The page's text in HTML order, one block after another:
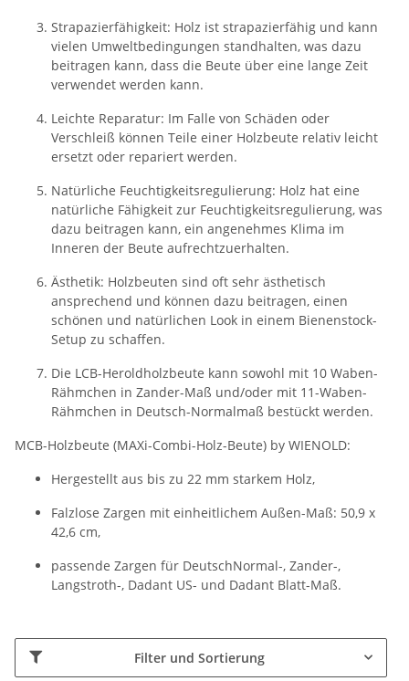
Strapazierfähigkeit: Holz ist strapazierfähig und kann
vielen Umweltbedingungen standhalten, was dazu
beitragen kann, dass die Beute über eine lange Zeit
verwendet werden kann.
Leichte Reparatur: Im Falle von Schäden oder
Verschleiß können Teile einer Holzbeute relativ leicht
ersetzt oder repariert werden.
Natürliche Feuchtigkeitsregulierung: Holz hat eine
natürliche Fähigkeit zur Feuchtigkeitsregulierung, was
dazu beitragen kann, ein angenehmes Klima im
Inneren der Beute aufrechtzuerhalten.
Ästhetik: Holzbeuten sind oft sehr ästhetisch
ansprechend und können dazu beitragen, einen
schönen und natürlichen Look in einem Bienenstock-
Setup zu schaffen.
Die LCB-Heroldholzbeute kann sowohl mit 10 Waben-
Rähmchen in Zander-Maß und/oder mit 11-Waben-
Rähmchen in Deutsch-Normalmaß bestückt werden.
MCB-Holzbeute (MAXi-Combi-Holz-Beute) by WIENOLD:
Hergestellt aus bis zu 22 mm starkem Holz,
Falzlose Zargen mit einheitlichem Außen-Maß: 50,9 x
42,6 cm,
passende Zargen für DeutschNormal-, Zander-,
Langstroth-, Dadant US- und Dadant Blatt-Maß.
Filter und Sortierung